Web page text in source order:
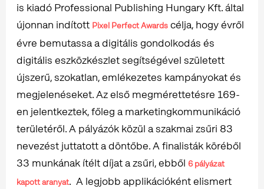
is kiadó Professional Publishing Hungary Kft. által
újonnan indított Pixel Perfect Awards célja, hogy évről
évre bemutassa a digitális gondolkodás és
digitális eszközkészlet segítségével született
újszerű, szokatlan, emlékezetes kampányokat és
megjelenéseket. Az első megmérettetésre 169-
en jelentkeztek, főleg a marketingkommunikáció
területéről. A pályázók közül a szakmai zsűri 83
nevezést juttatott a döntőbe. A finalisták köréből
33 munkának ítélt díjat a zsűri, ebből 6 pályázat
kapott aranyat. A legjobb applikációként elismert